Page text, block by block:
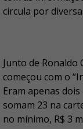
circula por
Junto de Ronaldo
começou com o
Eram apenas
somam 23 na
no mínimo, R$ 3